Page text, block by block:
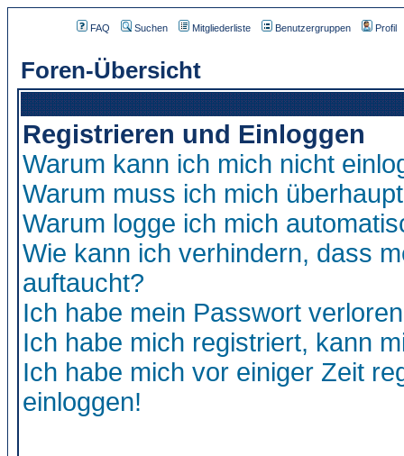
FAQ Suchen Mitgliederliste Benutzergruppen Profil
Foren-Übersicht
Registrieren und Einloggen
Warum kann ich mich nicht
Warum muss ich mich
Warum logge ich mich
Wie kann ich verhindern, dass
auftaucht?
Ich habe mein Passwort
Ich habe mich registriert, kann
Ich habe mich vor einiger Zeit
einloggen!